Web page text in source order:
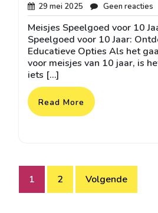
29 mei 2025 29
mei
2025
Geen reacties
Meisjes Speelgoed voor 10
Speelgoed voor 10 Jaar:
Educatieve Opties Als het
voor meisjes van 10 jaar, is
iets […]
Read More
Berichtnavigatie
1 2 Volgende